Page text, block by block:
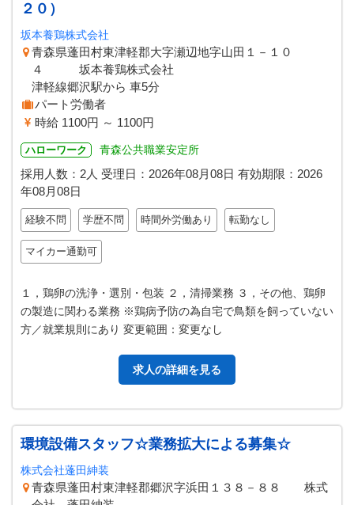
２０）
坂本養鶏株式会社
青森県蓬田村東津軽郡大字瀬辺地字山田１－１０
４ 坂本養鶏株式会社
津軽線郷沢駅から 車5分
パート労働者
時給 1100円 ～ 1100円
ハローワーク 青森公共職業安定所
採用人数：2人 受理日： 2026年08月08日 有効期限： 2026
年08月08日
経験不問 学歴不問 時間外労働あり 転勤なし
マイカー通勤可
１，鶏卵の洗浄・選別・包装 ２，清掃業務 ３，その他、鶏卵
の製造に関わる業務 ※鶏病予防の為自宅で鳥類を飼っていない
方／就業規則にあり 変更範囲：変更なし
求人の詳細を見る
環境設備スタッフ☆業務拡大による募集☆
株式会社蓬田紳装
青森県蓬田村東津軽郡郷沢字浜田１３８－８８ 株式